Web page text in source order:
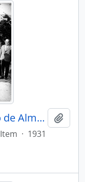
Comendador Luiz Bernardo de Almeida na inauguração da abertura de mais um lanço da estrada nacional n.º 32 até ao rio Teixeira
Item · 1931